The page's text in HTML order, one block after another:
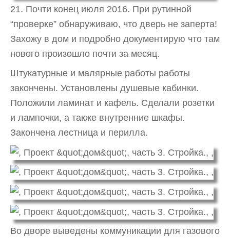
21. Почти конец июля 2016. При рутинной
“проверке” обнаруживаю, что дверь не заперта!
Захожу в дом и подробно документирую что там
нового произошло почти за месяц.
Штукатурные и малярные работы работы
закончены. Установлены душевые кабинки.
Положили ламинат и кафель. Сделали розетки
и лампочки, а также внутренние шкафы.
Закончена лестница и перилла.
Во дворе выведены коммуникации для газового